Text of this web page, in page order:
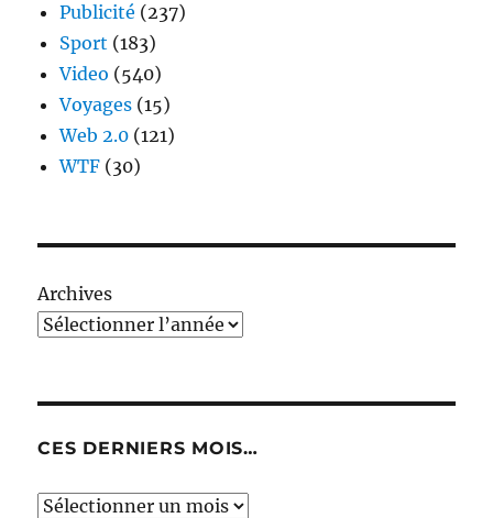
Publicité (237)
Sport (183)
Video (540)
Voyages (15)
Web 2.0 (121)
WTF (30)
Archives
CES DERNIERS MOIS…
Ces